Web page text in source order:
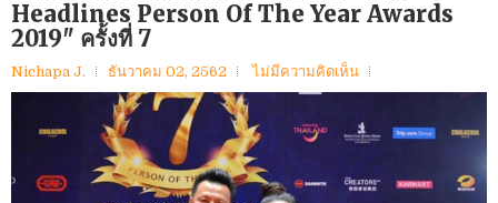
Headlines Person Of The Year Awards
2019" ครั้งที่ 7
Nichapa J. ธันวาคม 02, 2562 ไม่มีความคิดเห็น